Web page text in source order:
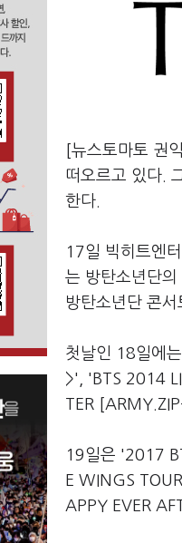
[뉴스토마토 권
떠오르고 있다.
한다.
17일 빅히트엔
는 방탄소년단
방탄소년단 콘
첫날인 18일에
>', 'BTS 2014
TER
19일은 '2017
E WINGS
APPY EVER